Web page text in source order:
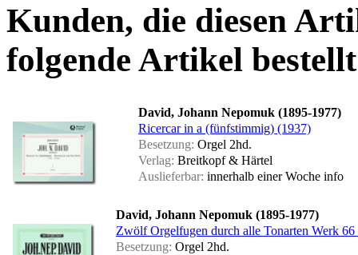
Kunden, die diesen
folgende Artikel
David, Johann Nepomuk (1895-1977)
Ricercar in a (fünfstimmig) (1937)
Besetzung: Orgel 2hd.
Verlag: Breitkopf & Härtel
Auslieferbar: innerhalb einer Woche info
David, Johann Nepomuk (1895-1977)
Zwölf Orgelfugen durch alle Tonarten Werk
Besetzung: Orgel 2hd.